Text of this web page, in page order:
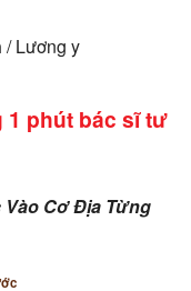
/Lương y
1 phút bác sĩ tư
Vào Cơ Địa Từng